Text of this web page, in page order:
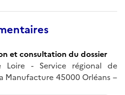
et consultation du dossier
Loire - Service régional de
Manufacture 45000 Orléans –